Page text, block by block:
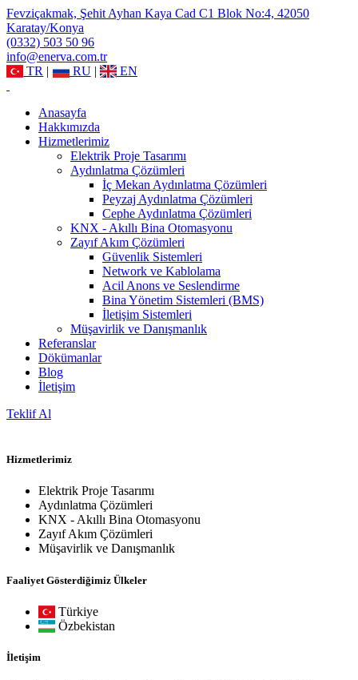
Fevziçakmak, Şehit Ayhan Kaya Cad C1 Blok No:4, 42050
Karatay/Konya
(0332) 503 50 96
info@enerva.com.tr
TR | RU | EN
Anasayfa
Hakkımızda
Hizmetlerimiz
Elektrik Proje Tasarımı
Aydınlatma Çözümleri
İç Mekan Aydınlatma Çözümleri
Peyzaj Aydınlatma Çözümleri
Cephe Aydınlatma Çözümleri
KNX - Akıllı Bina Otomasyonu
Zayıf Akım Çözümleri
Güvenlik Sistemleri
Network ve Kablolama
Acil Anons ve Seslendirme
Bina Yönetim Sistemleri (BMS)
İletişim Sistemleri
Müşavirlik ve Danışmanlık
Referanslar
Dökümanlar
Blog
İletişim
Teklif Al
Hizmetlerimiz
Elektrik Proje Tasarımı
Aydınlatma Çözümleri
KNX - Akıllı Bina Otomasyonu
Zayıf Akım Çözümleri
Müşavirlik ve Danışmanlık
Faaliyet Gösterdiğimiz Ülkeler
Türkiye
Özbekistan
İletişim